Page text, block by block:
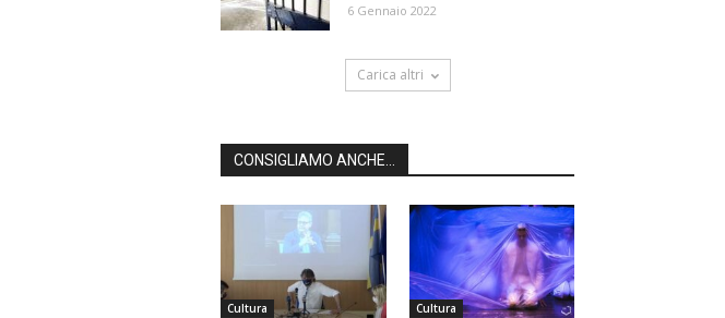
6 Gennaio 2022
Carica altri
CONSIGLIAMO ANCHE...
Cultura Cultura